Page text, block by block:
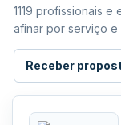
1119 profissionais
afinar por serviço e
Receber